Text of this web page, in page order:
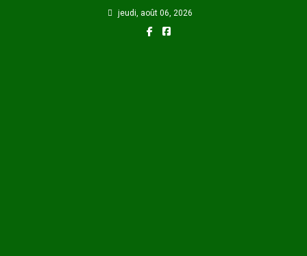
jeudi, août 06, 2026